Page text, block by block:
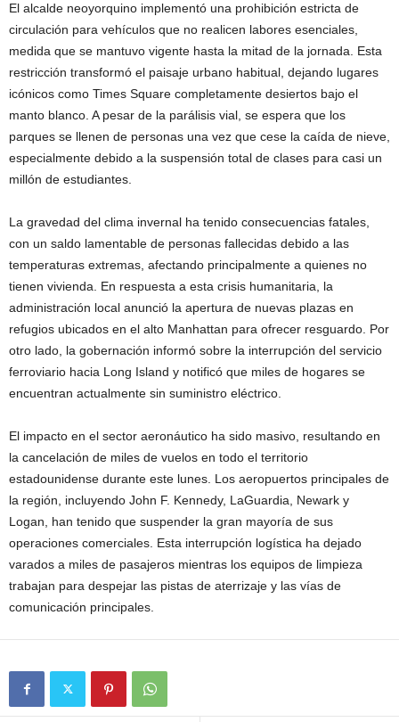
El alcalde neoyorquino implementó una prohibición estricta de
circulación para vehículos que no realicen labores esenciales,
medida que se mantuvo vigente hasta la mitad de la jornada. Esta
restricción transformó el paisaje urbano habitual, dejando lugares
icónicos como Times Square completamente desiertos bajo el
manto blanco. A pesar de la parálisis vial, se espera que los
parques se llenen de personas una vez que cese la caída de nieve,
especialmente debido a la suspensión total de clases para casi un
millón de estudiantes.
La gravedad del clima invernal ha tenido consecuencias fatales,
con un saldo lamentable de personas fallecidas debido a las
temperaturas extremas, afectando principalmente a quienes no
tienen vivienda. En respuesta a esta crisis humanitaria, la
administración local anunció la apertura de nuevas plazas en
refugios ubicados en el alto Manhattan para ofrecer resguardo. Por
otro lado, la gobernación informó sobre la interrupción del servicio
ferroviario hacia Long Island y notificó que miles de hogares se
encuentran actualmente sin suministro eléctrico.
El impacto en el sector aeronáutico ha sido masivo, resultando en
la cancelación de miles de vuelos en todo el territorio
estadounidense durante este lunes. Los aeropuertos principales de
la región, incluyendo John F. Kennedy, LaGuardia, Newark y
Logan, han tenido que suspender la gran mayoría de sus
operaciones comerciales. Esta interrupción logística ha dejado
varados a miles de pasajeros mientras los equipos de limpieza
trabajan para despejar las pistas de aterrizaje y las vías de
comunicación principales.